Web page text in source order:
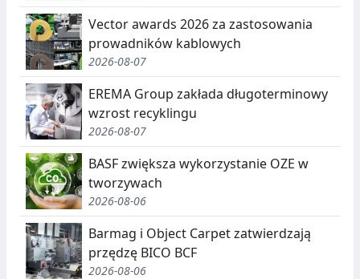
Vector awards 2026 za zastosowania
prowadników kablowych
2026-08-07
EREMA Group zakłada długoterminowy
wzrost recyklingu
2026-08-07
BASF zwiększa wykorzystanie OZE w
tworzywach
2026-08-06
Barmag i Object Carpet zatwierdzają
przędzę BICO BCF
2026-08-06